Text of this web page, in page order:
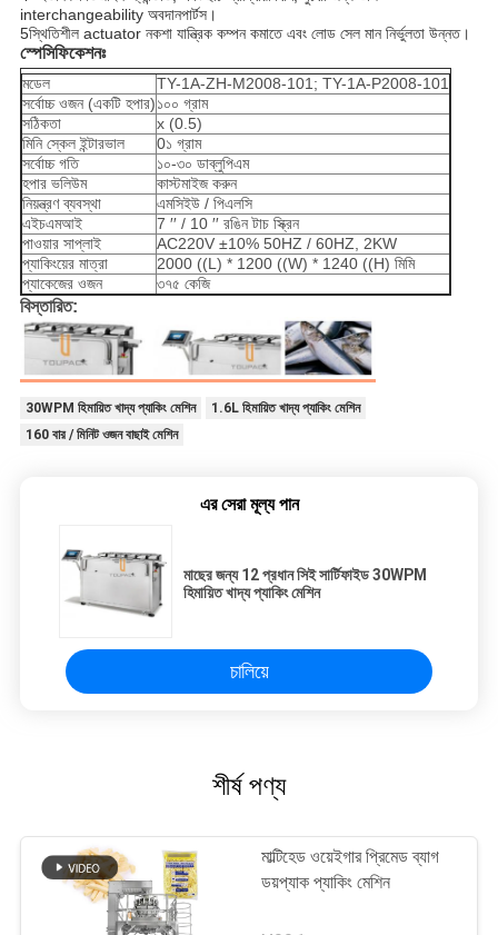
interchangeability অবদানপার্টস।
5স্থিতিশীল actuator নকশা যান্ত্রিক কম্পন কমাতে এবং লোড সেল মান নির্ভুলতা উন্নত।
স্পেসিফিকেশনঃ
মডেল
TY-1A-ZH-M2008-101; TY-1A-P2008-101
সর্বোচ্চ ওজন (একটি হপার)১০০ গ্রাম
সঠিকতা
x (0.5)
মিনি স্কেল ইন্টারভাল
0১ গ্রাম
সর্বোচ্চ গতি
১০-৩০ ডাব্লুপিএম
হপার ভলিউম
কাস্টমাইজ করুন
নিয়ন্ত্রণ ব্যবস্থা
এমসিইউ / পিএলসি
এইচএমআই
7 ′′ / 10 ′′ রঙিন টাচ স্ক্রিন
পাওয়ার সাপ্লাই
AC220V ±10% 50HZ / 60HZ, 2KW
প্যাকিংয়ের মাত্রা
2000 ((L) * 1200 ((W) * 1240 ((H) মিমি
প্যাকেজের ওজন
৩৭৫ কেজি
বিস্তারিত:
30WPM হিমায়িত খাদ্য প্যাকিং মেশিন
1.6L হিমায়িত খাদ্য প্যাকিং মেশিন
160 বার / মিনিট ওজন বাছাই মেশিন
এর সেরা মূল্য পান
মাছের জন্য 12 প্রধান সিই সার্টিফাইড 30WPM
হিমায়িত খাদ্য প্যাকিং মেশিন
চালিয়ে
শীর্ষ পণ্য
মাল্টিহেড ওয়েইগার প্রিমেড ব্যাগ
ডয়প্যাক প্যাকিং মেশিন